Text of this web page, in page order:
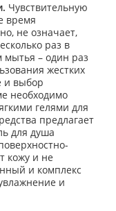
Чувствительную
время
не означает,
раз в
– один раз
жестких
и выбор
необходимо
гелями для
предлагает
для душа
кожу и не
и комплекс
и